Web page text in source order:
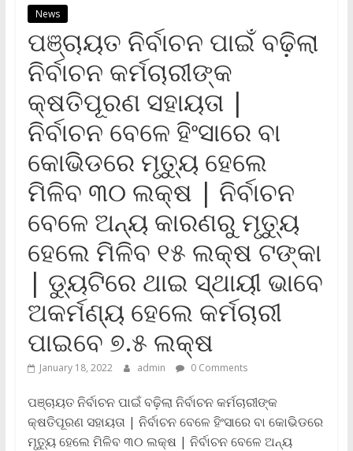
News
ପଞ୍ଚାୟତ ନିର୍ବାଚନ ପାଇଁ ବଢ଼ିଲା
ନିର୍ବାଚନ କର୍ମଚାରୀଙ୍କ
କ୍ଷତିପୂରଣ ସହାୟତା |
ନିର୍ବାଚନ ବେଳେ ହିଂସାରେ ବା
କୋଭିଡରେ ମୃତ୍ୟୁ ହେଲେ
ମିଳିବ ୩୦ ଲକ୍ଷ | ନିର୍ବାଚନ
ବେଳେ ଅନ୍ୟ କାରଣରୁ ମୃତ୍ୟୁ
ହେଲେ ମିଳିବ ୧୫ ଲକ୍ଷ ଟଙ୍କା
| ଡ୍ୟୁଟିରେ ଥାଇ ସ୍ଥାୟୀ ଭାବେ
ଅକର୍ମଣ୍ୟ ହେଲେ କର୍ମଚାରୀ
ପାଇବେ ୭.୫ ଲକ୍ଷ
January 18, 2022 admin 0 Comments
ପଞ୍ଚାୟତ ନିର୍ବାଚନ ପାଇଁ ବଢ଼ିଲା ନିର୍ବାଚନ କର୍ମଚାରୀଙ୍କ
କ୍ଷତିପୂରଣ ସହାୟତା | ନିର୍ବାଚନ ବେଳେ ହିଂସାରେ ବା କୋଭିଡରେ
ମୃତ୍ୟୁ ହେଲେ ମିଳିବ ୩୦ ଲକ୍ଷ | ନିର୍ବାଚନ ବେଳେ ଅନ୍ୟ